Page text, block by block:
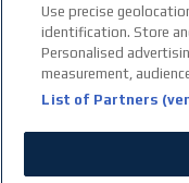
Use precise
identification. Store
Personalised
measurement,
List of Partners